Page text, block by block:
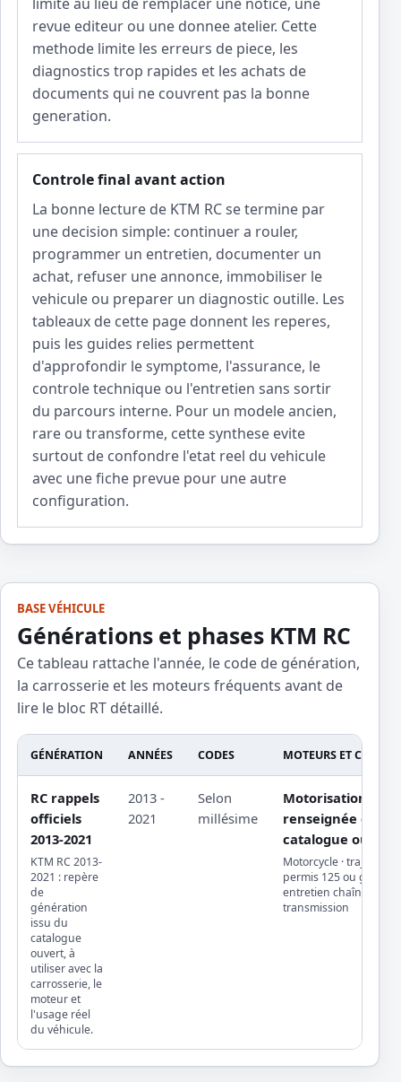
revue editeur ou une donnee atelier. Cette
methode limite les erreurs de piece, les
diagnostics trop rapides et les achats de
documents qui ne couvrent pas la bonne
generation.
Controle final avant action
La bonne lecture de KTM RC se termine par
une decision simple: continuer a rouler,
programmer un entretien, documenter un
achat, refuser une annonce, immobiliser le
vehicule ou preparer un diagnostic outille. Les
tableaux de cette page donnent les reperes,
puis les guides relies permettent
d'approfondir le symptome, l'assurance, le
controle technique ou l'entretien sans sortir
du parcours interne. Pour un modele ancien,
rare ou transforme, cette synthese evite
surtout de confondre l'etat reel du vehicule
avec une fiche prevue pour une autre
configuration.
BASE VÉHICULE
Générations et phases KTM RC
Ce tableau rattache l'année, le code de génération,
la carrosserie et les moteurs fréquents avant de
lire le bloc RT détaillé.
GÉNÉRATION ANNÉES CODES MOTEURS ET
RC rappels
officiels
2013-2021
KTM RC 2013-
2021 : repère
de
génération
issu du
catalogue
ouvert, à
utiliser avec la
carrosserie, le
moteur et
l'usage réel
du véhicule.
2013 -
2021
Selon
millésime
Motorisation non
renseignée dans
catalogue ouvert
Motorcycle · trajets
permis 125 ou gros
entretien chaîne ou
transmission